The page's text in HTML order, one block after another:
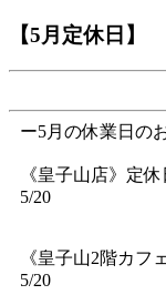
【5月定休日】
ー5月の休業日の
《皇子山店》定
5/20
《皇子山2階カ
5/20